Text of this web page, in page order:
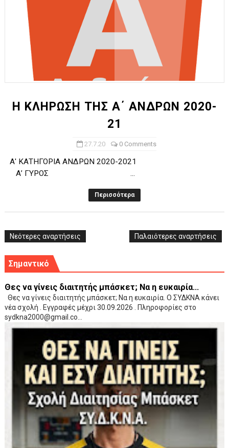
H ΚΛΗΡΩΣΗ ΤΗΣ Α΄ ΑΝΔΡΩΝ 2020-
21
27.7.20 0 Comments
Α' ΚΑΤΗΓΟΡΙΑ ΑΝΔΡΩΝ 2020-2021
Α’ ΓΥΡΟΣ ...
Περισσότερα
Νεότερες αναρτήσεις Παλαιότερες αναρτήσεις
Σημαντικό
Θες να γίνεις διαιτητής μπάσκετ; Να η ευκαιρία...
Θες να γίνεις διαιτητής μπάσκετ; Να η ευκαιρία. Ο ΣΥΔΚΝΑ κάνει
νέα σχολή . Εγγραφές μέχρι 30.09.2026 . Πληροφορίες στο
sydkna2000@gmail.co...